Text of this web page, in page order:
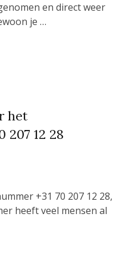
en direct weer
je …
het
207 12 28
+31 70 207 12 28,
heeft veel mensen al